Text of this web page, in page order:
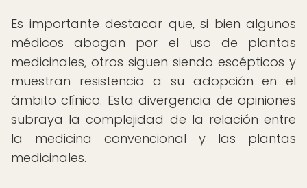
Es importante destacar que, si bien algunos
médicos abogan por el uso de plantas
medicinales, otros siguen siendo escépticos y
muestran resistencia a su adopción en el
ámbito clínico. Esta divergencia de opiniones
subraya la complejidad de la relación entre
la medicina convencional y las plantas
medicinales.